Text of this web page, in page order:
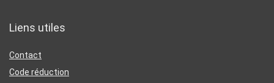
Liens utiles
Contact
Code réduction